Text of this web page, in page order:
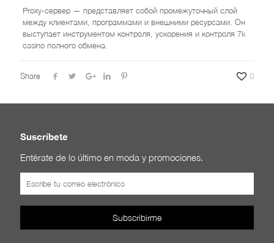
Proxy-сервер — представляет собой промежуточный слой
между клиентами, программами и внешними ресурсами. Он
выступает инструментом контроля, ускорения и контроля 7k
casino полного обмена.
Share 0
Suscríbete
Entérate de lo último en moda y promociones.